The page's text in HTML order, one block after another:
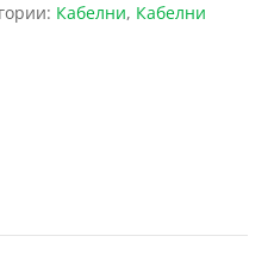
Кабелни, Кабелни